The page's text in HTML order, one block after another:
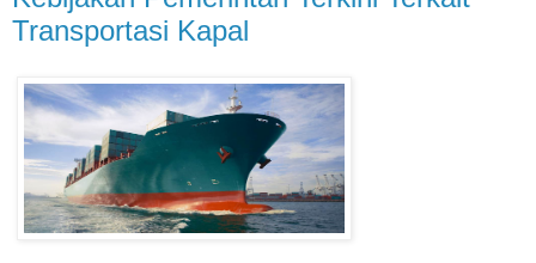
Transportasi Kapal